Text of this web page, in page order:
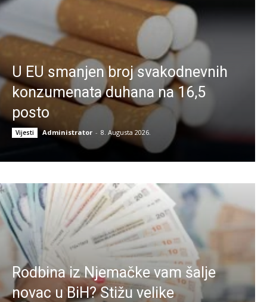
U EU smanjen broj svakodnevnih
konzumenata duhana na 16,5
posto
Vijesti Administrator - 8. Augusta 2026.
Rodbina iz Njemačke vam šalje
novac u BiH? Stižu velike